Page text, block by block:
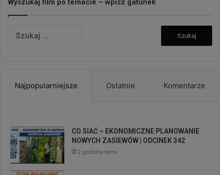
Wyszukaj film po temacie – wpisz gatunek
Najpopularniejsze Ostatnie Komentarze
CO SIAĆ – EKONOMICZNE PLANOWANIE
NOWYCH ZASIEWÓW | ODCINEK 342
2 godziny temu